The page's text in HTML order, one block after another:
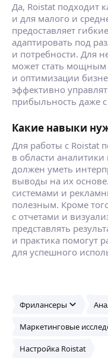
Да, Roistat подходит
и для малого и
предоставляет
адаптировать под
и потребности. Для
может стать мощным
и оптимизации
эффективно
прибыльность даже
Какие навыки
Для работы с Roistat
в области
должен уметь
выводы на их
системами и
полезным. Кроме
с отчетами и
представлять
и практика помогут
для успешного
Фрилансеры
Маркетинговые
Настройка Roistat